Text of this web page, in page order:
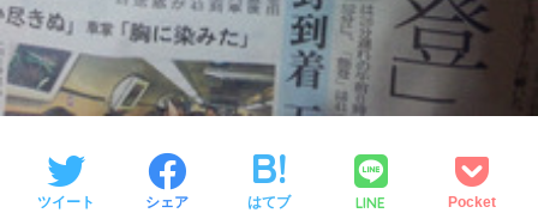
ツイート シェア はてブ LINE Pocket